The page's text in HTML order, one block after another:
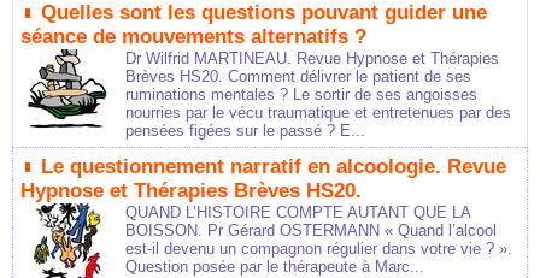
Quelles sont les questions pouvant guider une
séance de mouvements alternatifs ?
Dr Wilfrid MARTINEAU. Revue Hypnose et Thérapies
Brèves HS20. Comment délivrer le patient de ses
ruminations mentales ? Le sortir de ses angoisses
nourries par le vécu traumatique et entretenues par des
pensées figées sur le passé ? E...
Le questionnement narratif en alcoologie. Revue
Hypnose et Thérapies Brèves HS20.
QUAND L’HISTOIRE COMPTE AUTANT QUE LA
BOISSON. Pr Gérard OSTERMANN « Quand l’alcool
est-il devenu un compagnon régulier dans votre vie ? ».
Question posée par le thérapeute à Marc...